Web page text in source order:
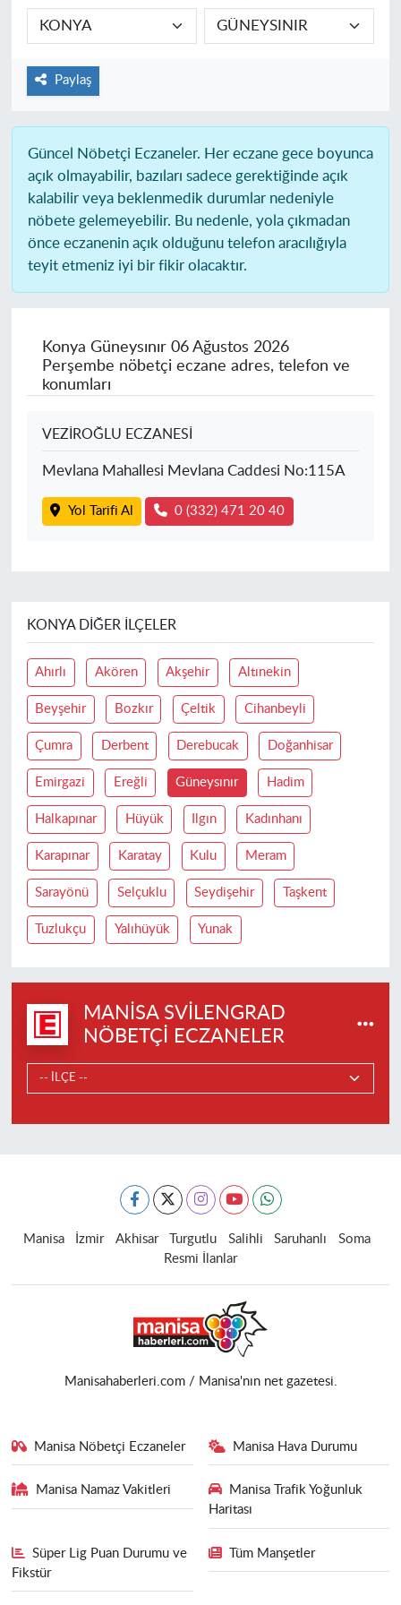
Paylaş
Güncel Nöbetçi Eczaneler. Her eczane gece boyunca
açık olmayabilir, bazıları sadece gerektiğinde açık
kalabilir veya beklenmedik durumlar nedeniyle
nöbete gelemeyebilir. Bu nedenle, yola çıkmadan
önce eczanenin açık olduğunu telefon aracılığıyla
teyit etmeniz iyi bir fikir olacaktır.
Konya Güneysınır06 Ağustos 2026
Perşembe nöbetçi eczane adres, telefon ve
konumları
VEZİROĞLU ECZANESİ
Mevlana Mahallesi Mevlana Caddesi No:115A
Yol Tarifi Al 0 (332) 471 20 40
KONYA DIĞER İLÇELER
Ahırlı Akören Akşehir Altınekin
Beyşehir Bozkır Çeltik Cihanbeyli
Çumra Derbent Derebucak Doğanhisar
Emirgazi Ereğli Güneysınır Hadim
Halkapınar Hüyük Ilgın Kadınhanı
Karapınar Karatay Kulu Meram
Sarayönü Selçuklu Seydişehir Taşkent
Tuzlukçu Yalıhüyük Yunak
MANISA SVILENGRAD
NÖBETÇI ECZANELER
Manisa İzmir Akhisar Turgutlu Salihli Saruhanlı
Soma
Resmi İlanlar
Manisahaberleri.com / Manisa'nın net gazetesi.
Manisa Nöbetçi Eczaneler Manisa Hava Durumu
Manisa Namaz Vakitleri
Manisa Trafik Yoğunluk
Haritası
Süper Lig Puan Durumu ve
Fikstür
Tüm Manşetler